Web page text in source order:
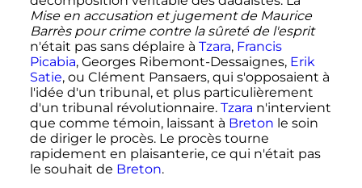
Mise en accusation et jugement de Maurice
Barrès pour crime contre la sûreté de l'esprit
n'était pas sans déplaire à Tzara, Francis
Picabia, Georges Ribemont-Dessaignes, Erik
Satie, ou Clément Pansaers, qui s'opposaient à
l'idée d'un tribunal, et plus particulièrement
d'un tribunal révolutionnaire. Tzara n'intervient
que comme témoin, laissant à Breton le soin
de diriger le procès. Le procès tourne
rapidement en plaisanterie, ce qui n'était pas
le souhait de Breton.